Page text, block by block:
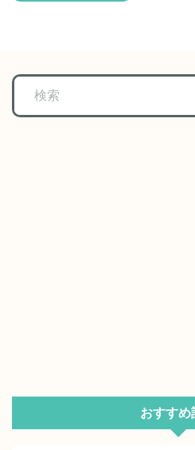
おすすめ